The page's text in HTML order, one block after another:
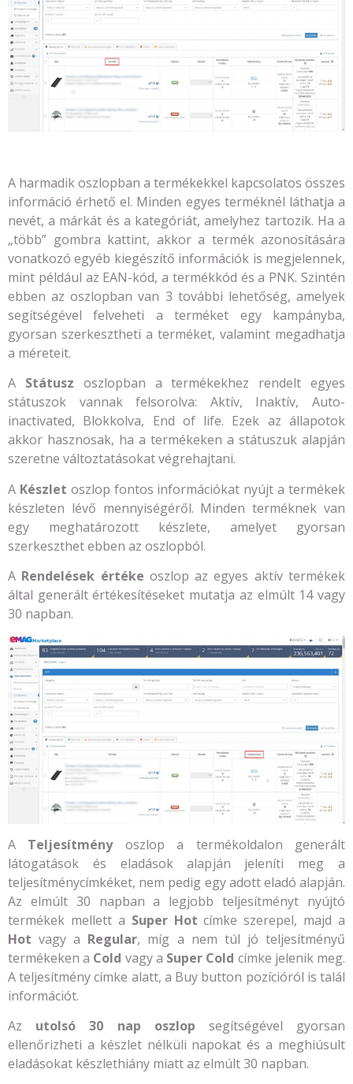
A harmadik oszlopban a termékekkel kapcsolatos összes
információ érhető el. Minden egyes terméknél láthatja a
nevét, a márkát és a kategóriát, amelyhez tartozik. Ha a
„több” gombra kattint, akkor a termék azonosítására
vonatkozó egyéb kiegészítő információk is megjelennek,
mint például az EAN-kód, a termékkód és a PNK. Szintén
ebben az oszlopban van 3 további lehetőség, amelyek
segítségével felveheti a terméket egy kampányba,
gyorsan szerkesztheti a terméket, valamint megadhatja
a méreteit.
A Státusz oszlopban a termékekhez rendelt egyes
státuszok vannak felsorolva: Aktív, Inaktív, Auto-
inactivated, Blokkolva, End of life. Ezek az állapotok
akkor hasznosak, ha a termékeken a státuszuk alapján
szeretne változtatásokat végrehajtani.
A Készlet oszlop fontos információkat nyújt a termékek
készleten lévő mennyiségéről. Minden terméknek van
egy meghatározott készlete, amelyet gyorsan
szerkeszthet ebben az oszlopból.
A Rendelések értéke oszlop az egyes aktív termékek
által generált értékesítéseket mutatja az elmúlt 14 vagy
30 napban.
A Teljesítményoszlop a termékoldalon generált
látogatások és eladások alapján jeleníti meg a
teljesítménycímkéket, nem pedig egy adott eladó alapján.
Az elmúlt 30 napban a legjobb teljesítményt nyújtó
termékek mellett a Super Hot címke szerepel, majd a
Hot vagy a Regular, míg a nem túl jó teljesítményű
termékeken a Cold vagy a Super Cold címke jelenik meg.
A teljesítmény címke alatt, a Buy button pozícióról is talál
információt.
Az utolsó 30 nap oszlop segítségével gyorsan
ellenőrizheti a készlet nélküli napokat és a meghiúsult
eladásokat készlethiány miatt az elmúlt 30 napban.